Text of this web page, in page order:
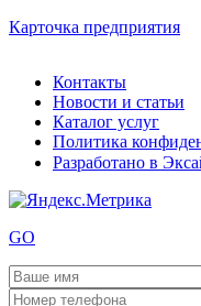
Карточка предприятия
Контакты
Новости и статьи
Каталог услуг
Политика
Разработано в
GO